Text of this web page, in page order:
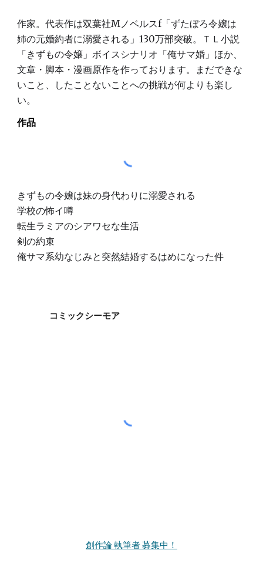
作家。代表作は双葉社Mノベルスf「ずたぼろ令嬢は
姉の元婚約者に溺愛される」130万部突破。ＴＬ小説
「きずもの令嬢」ボイスシナリオ「俺サマ婚」ほか、
文章・脚本・漫画原作を作っております。まだできな
いこと、したことないことへの挑戦が何よりも楽し
い。
作品
きずもの令嬢は妹の身代わりに溺愛される
学校の怖イ噂
転生ラミアのシアワセな生活
剣の約束
俺サマ系幼なじみと突然結婚するはめになった件
コミックシーモア
創作論 執筆者 募集中！